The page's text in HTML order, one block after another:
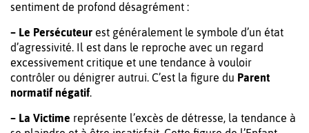
sentiment de profond désagrément :
– Le Persécuteur est généralement le symbole d’un état
d’agressivité. Il est dans le reproche avec un regard
excessivement critique et une tendance à vouloir
contrôler ou dénigrer autrui. C’est la figure du Parent
normatif négatif.
– La Victime représente l’excès de détresse, la tendance à